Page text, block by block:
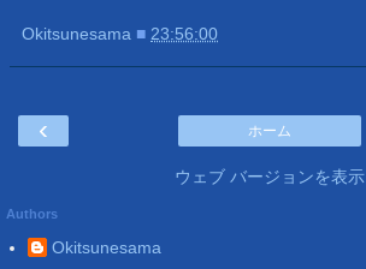
Okitsunesama ■ 23:56:00
‹ ホーム
ウェブ バージョンを表示
Authors
Okitsunesama